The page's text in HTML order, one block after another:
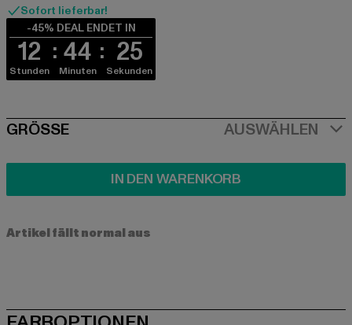
Sofort lieferbar!
-45% DEAL ENDET IN
12
Stunden
44
Minuten
25
Sekunden
SIZE
GRÖSSE AUSWÄHLEN
IN DEN WARENKORB
Artikel fällt normal aus